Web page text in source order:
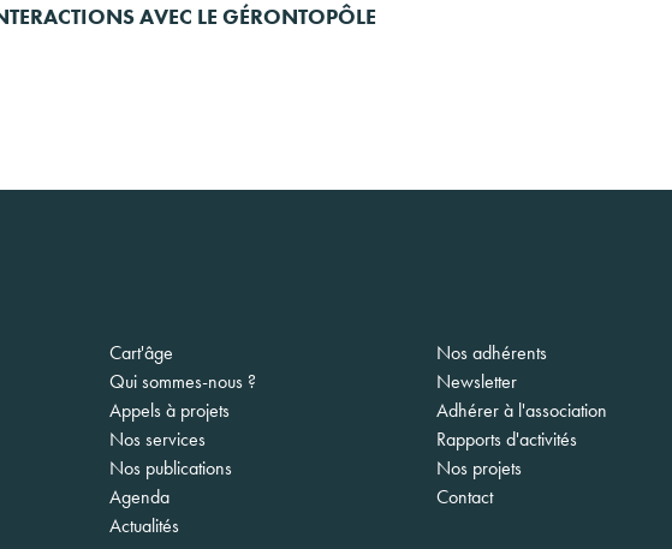
AVEC LE GÉRONTOPÔLE
Navigation
principale
Cart'âge
Qui sommes-nous ?
Appels à projets
Nos services
Nos publications
Agenda
Actualités
Nos adhérents
Newsletter
Adhérer à l'association
Rapports d'activités
Nos projets
Contact